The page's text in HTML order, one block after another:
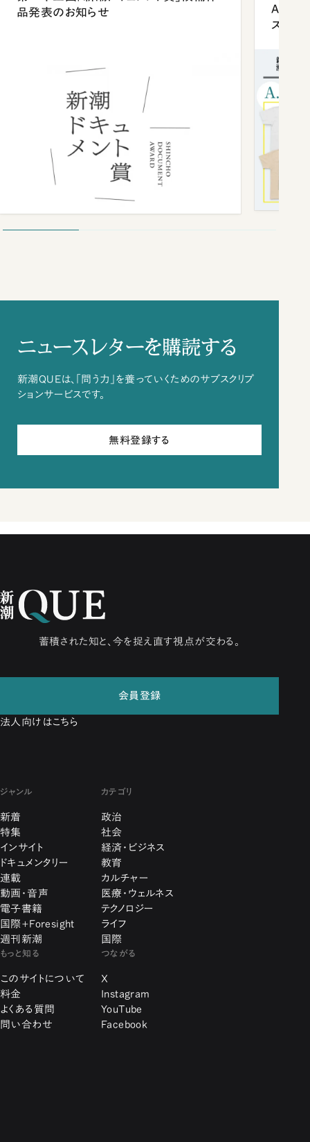
品発表のお知らせ
ズプレ
ニュースレターを購読する
新潮QUEは、「問う力」を養っていくためのサブスクリプ
ションサービスです。
無料登録する
蓄積された知と、今を捉え直す視点が交わる。
会員登録
法人向けはこちら
ジャンル
新着
特集
インサイト
ドキュメンタリー
連載
動画・音声
電子書籍
国際+Foresight
週刊新潮
カテゴリ
政治
社会
経済・ビジネス
教育
カルチャー
医療・ウェルネス
テクノロジー
ライフ
国際
もっと知る
このサイトについて
料金
よくある質問
問い合わせ
つながる
X
Instagram
YouTube
Facebook